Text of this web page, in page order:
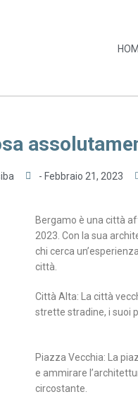
- Febbraio 21, 2023
Bergamo è una città
2023. Con la sua
chi cerca
città.
Città Alta: La città
strette stradine, i suoi
Piazza Vecchia: La
e ammirare
circostante.